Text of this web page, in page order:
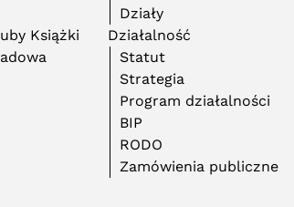
Książki
Działy
Działalność
Statut
Strategia
Program działalności
BIP
RODO
Zamówienia publiczne